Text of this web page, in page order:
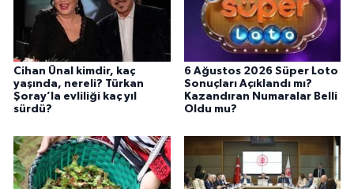
Cihan Ünal kimdir, kaç
yaşında, nereli? Türkan
Şoray’la evliliği kaç yıl
sürdü?
6 Ağustos 2026 Süper Loto
Sonuçları Açıklandı mı?
Kazandıran Numaralar Belli
Oldu mu?